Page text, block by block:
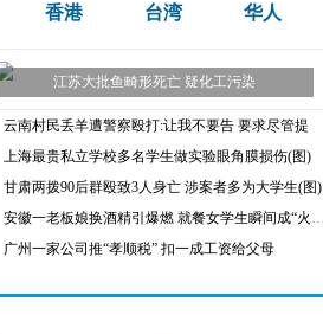
香港 台湾 华人
江苏大批鱼畸形死亡 疑化工污染
云南村民丢羊遭警察殴打:让我不要告 要求尽管提
上海最贵私立学校多名学生做实验眼角膜损伤(图)
甘肃两拨90后群殴致3人身亡 涉案者多为大学生(图)
安徽一老板娘换酒精引爆燃 就餐女学生瞬间成“火人"
广州一家公司推“孝顺税” 扣一成工资给父母